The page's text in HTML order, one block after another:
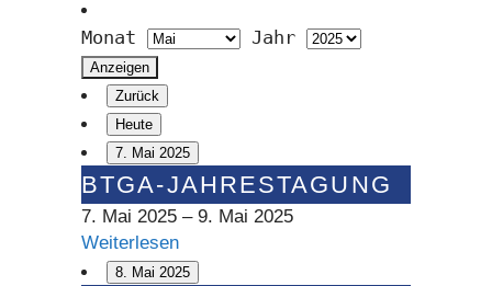
Monat Jahr
Zurück
Heute
7. Mai 2025
BTGA-
Jahrestagung
BTGA-JAHRESTAGUNG
7. Mai 2025 – 9. Mai 2025
Weiterlesen
8. Mai 2025